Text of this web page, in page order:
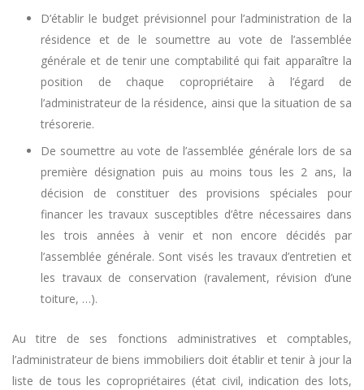
D’établir le budget prévisionnel pour l’administration de la
résidence et de le soumettre au vote de l’assemblée
générale et de tenir une comptabilité qui fait apparaître la
position de chaque copropriétaire à l’égard de
l’administrateur de la résidence, ainsi que la situation de sa
trésorerie.
De soumettre au vote de l’assemblée générale lors de sa
première désignation puis au moins tous les 2 ans, la
décision de constituer des provisions spéciales pour
financer les travaux susceptibles d’être nécessaires dans
les trois années à venir et non encore décidés par
l’assemblée générale. Sont visés les travaux d’entretien et
les travaux de conservation (ravalement, révision d’une
toiture, …).
Au titre de ses fonctions administratives et comptables,
l’administrateur de biens immobiliers doit établir et tenir à jour la
liste de tous les copropriétaires (état civil, indication des lots,